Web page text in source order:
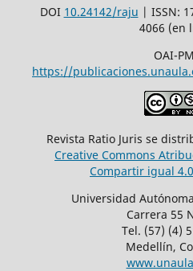
DOI 10.24142/raju | ISSN:
4066 (en
OAI-
https://
Revista Ratio Juris se
Creative Commons
Compartir igual
Universidad
Carrera 55
Tel. (57) (4)
Medellín,